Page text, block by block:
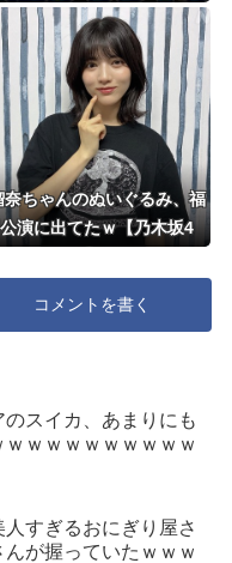
トで2回4失点…9回小田グ
ラも、康晃の失点が響き追
いつけず
奈ちゃんのぬいぐるみ、福
演に出てたｗ【乃木坂4
コメントを書く
のスイカ、あまりにも
ｗｗｗｗｗｗｗｗｗ
人すぎるおにぎり屋さ
が握っていたｗｗｗ